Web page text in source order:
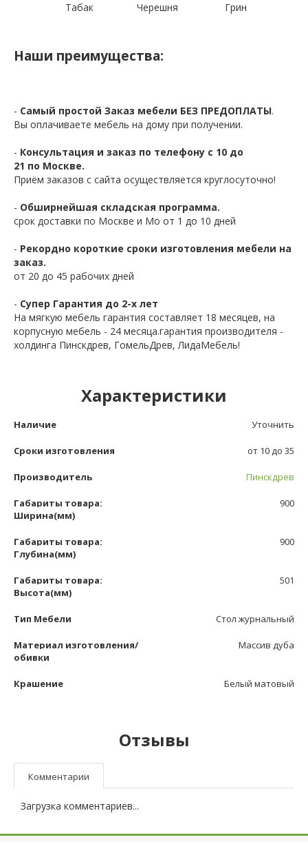
Табак Черешня Грин
Наши преимущества:
- Самый простой Заказ мебели БЕЗ ПРЕДОПЛАТЫ.
Вы оплачиваете мебель на дому при получении.
- Консультация и заказ по телефону с 10 до
21 по Москве.
Приём заказов с сайта осуществляется круглосуточно!
- Обширнейшая складская программа.
срок доставки по Москве и Мо от 1 до 10 дней
- Рекордно короткие сроки изготовления мебели на
заказ.
от 20 до 45 рабочих дней
- Супер Гарантия до 2-х лет
На мягкую мебель гарантия составляет 18 месяцев, на
корпусную мебель - 24 месяца.гарантия производителя -
холдинга Пинскдрев, ГомельДрев, ЛидаМебель!
Характеристики
Наличие Уточнить
Сроки изготовления от 10 до 35
Производитель Пинскдрев
Габариты товара:
Ширина(мм)
900
Габариты товара:
Глубина(мм)
900
Габариты товара:
Высота(мм)
501
Тип Мебели Стол журнальный
Материал изготовления/
обивки
Массив дуба
Крашение Белый матовый
Отзывы
Комментарии
Загрузка комментариев...